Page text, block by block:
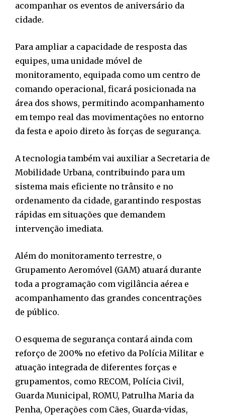
acompanhar os eventos de aniversário da
cidade.
Para ampliar a capacidade de resposta das
equipes, uma unidade móvel de
monitoramento, equipada como um centro de
comando operacional, ficará posicionada na
área dos shows, permitindo acompanhamento
em tempo real das movimentações no entorno
da festa e apoio direto às forças de segurança.
A tecnologia também vai auxiliar a Secretaria de
Mobilidade Urbana, contribuindo para um
sistema mais eficiente no trânsito e no
ordenamento da cidade, garantindo respostas
rápidas em situações que demandem
intervenção imediata.
Além do monitoramento terrestre, o
Grupamento Aeromóvel (GAM) atuará durante
toda a programação com vigilância aérea e
acompanhamento das grandes concentrações
de público.
O esquema de segurança contará ainda com
reforço de 200% no efetivo da Polícia Militar e
atuação integrada de diferentes forças e
grupamentos, como RECOM, Polícia Civil,
Guarda Municipal, ROMU, Patrulha Maria da
Penha, Operações com Cães, Guarda-vidas,